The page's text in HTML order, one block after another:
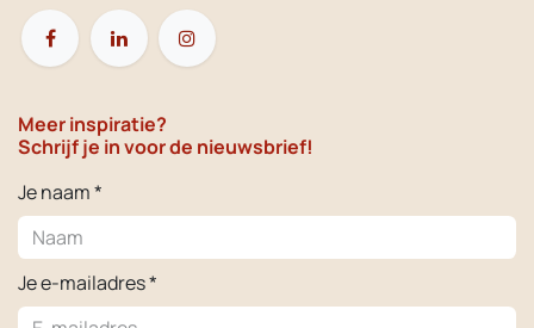
Meer inspiratie?
Schrijf je in voor de nieuwsbrief!
Je naam *
Je e-mailadres *